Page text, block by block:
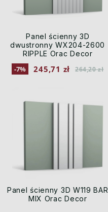
Panel ścienny 3D
dwustronny WX204-2600
RIPPLE Orac Decor
-7% 245,71 zł 264,20 zł
Panel ścienny 3D W119 BAR
MIX Orac Decor